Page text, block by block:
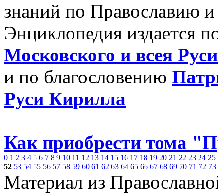
знаний по Православию
Энциклопедия издается
Московского и всея
и по благословению
Руси Кирилла
Как приобрести тома
0 1 2 3 4 5 6 7 8 9 10 11 12 13 14 15 16 17 18 19 20 21 22 23 24 25
52 53 54 55 56 57 58 59 60 61 62 63 64 65 66 67 68 69 70 71 72 73
Материал из